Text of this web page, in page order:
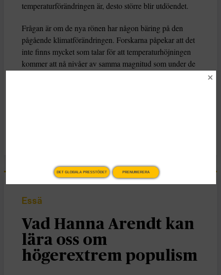
temperaturförändringen är, desto större blir utdöendet.
Frågan är om de nya rönen har någon bäring på den
pågående klimatförändringen. Forskarna påpekar att det
inte finns mycket som talar för att temperaturhöjningen
kommer att nå nivåer av samma magnitud som under de
Essä
Vad Hanna Arendt kan
lära oss om
högerextrem populism
DET GLOBALA PRESSTÖDET PRENUMERERA